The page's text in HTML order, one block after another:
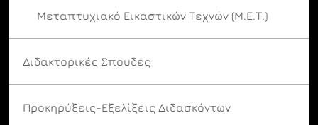
Μεταπτυχιακό Εικαστικών Τεχνών (Μ.Ε.Τ.)
Διδακτορικές Σπουδές
Προκηρύξεις-Εξελίξεις Διδασκόντων